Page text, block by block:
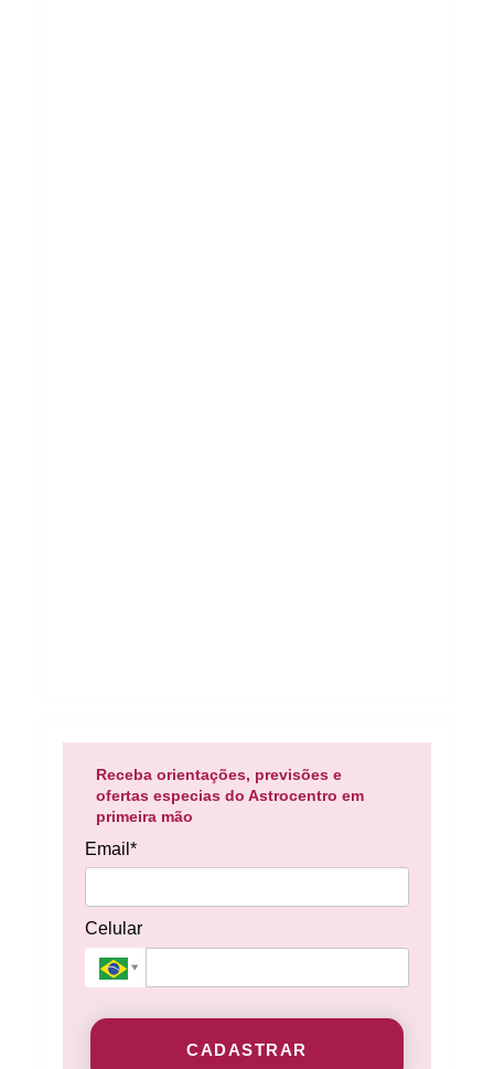
Receba orientações, previsões e
ofertas especias do Astrocentro em
primeira mão
Email*
Celular
CADASTRAR